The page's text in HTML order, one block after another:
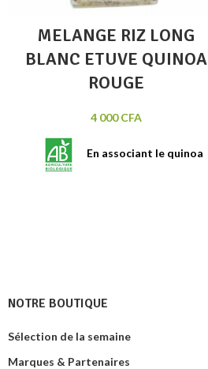
MELANGE RIZ LONG
BLANC ETUVE QUINOA
ROUGE
4 000CFA
En associant le quinoa
NOTRE BOUTIQUE
Sélection de la semaine
Marques & Partenaires